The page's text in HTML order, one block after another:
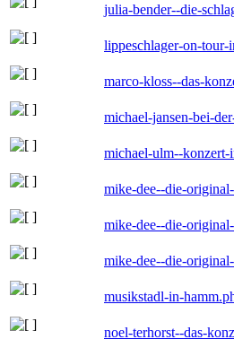
julia-bender--die-
lippeschlager-on-
marco-kloss--das-
michael-jansen-bei-
michael-ulm--konzert-
mike-dee--die-
mike-dee--die-
mike-dee--die-
musikstadl-in-
noel-terhorst--das-